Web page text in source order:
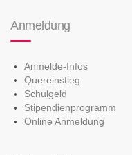
Anmeldung
Anmelde-Infos
Quereinstieg
Schulgeld
Stipendienprogramm
Online Anmeldung